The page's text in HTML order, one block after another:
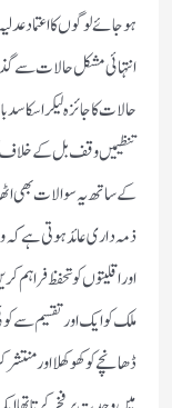
ہوجائے لوگوں کا اعتماد
انتہائی مشکل حالات سے
حالات کا جائزہ لیکر
تنظیمیں وقف بل کے خلاف
کے ساتھ یہ سوالات بھی
ذمہ داری عائد ہوتی ہے
اور اقلیتوں کو تحفظ فراہم
ملک کو ایک اور تقسیم
ڈھانچے کو کھوکھلا